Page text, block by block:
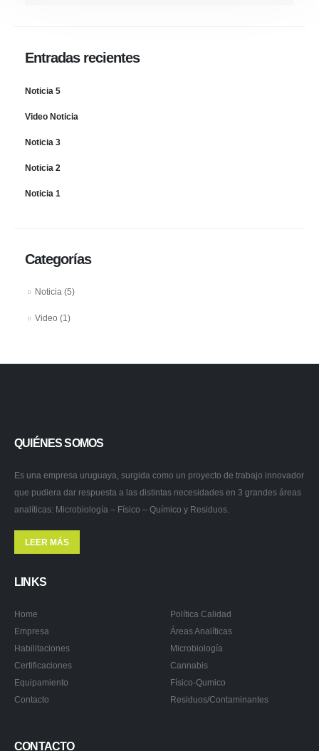
Entradas recientes
Noticia 5
Video Noticia
Noticia 3
Noticia 2
Noticia 1
Categorías
Noticia (5)
Video (1)
QUIÉNES SOMOS
Es una empresa uruguaya, surgida como un proyecto de trabajo innovador
que pudiera dar respuesta a las distintas necesidades en 3 grandes áreas
analíticas: Microbiología – Físico – Químico y Residuos.
LEER MÁS
LINKS
Home
Empresa
Habilitaciones
Certificaciones
Equipamiento
Contacto
Política Calidad
Áreas Analíticas
Microbiología
Cannabis
Físico-Qumico
Residuos/Contaminantes
CONTACTO